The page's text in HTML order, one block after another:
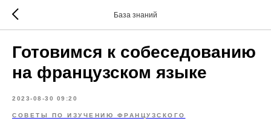
База знаний
Готовимся к собеседованию
на французском языке
2023-08-30 09:20
СОВЕТЫ ПО ИЗУЧЕНИЮ ФРАНЦУЗСКОГО